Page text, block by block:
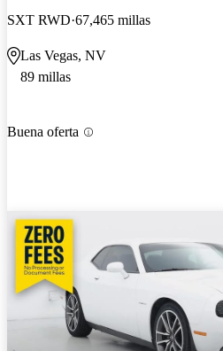
SXT RWD 67,465 millas
Las Vegas, NV
89 millas
Buena oferta